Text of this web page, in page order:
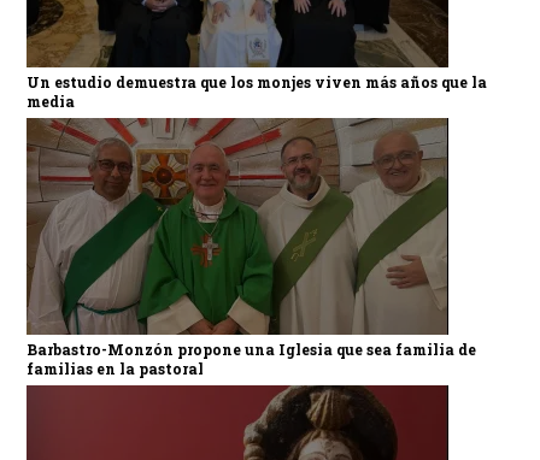
Un estudio demuestra que los monjes viven más años que la
media
Barbastro-Monzón propone una Iglesia que sea familia de
familias en la pastoral